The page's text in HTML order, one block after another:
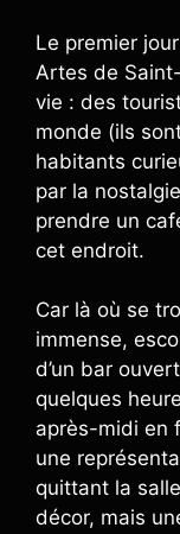
Le premier
Artes de
vie : des
monde (ils
habitants
par la
prendre un
cet endroit.
Car là où se
immense,
d’un bar
quelques
après-midi en
une
quittant la
décor, mais